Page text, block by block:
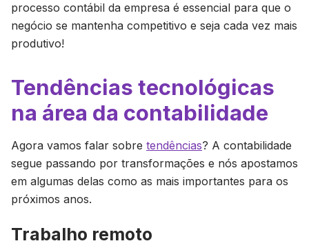
processo contábil da empresa é essencial para que o
negócio se mantenha competitivo e seja cada vez mais
produtivo!
Tendências tecnológicas
na área da contabilidade
Agora vamos falar sobre tendências? A contabilidade
segue passando por transformações e nós apostamos
em algumas delas como as mais importantes para os
próximos anos.
Trabalho remoto